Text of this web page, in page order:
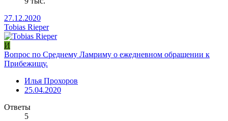
27.12.2020
Tobias Rieper
И
Вопрос по Среднему Ламриму о ежедневном обращении к
Прибежищу.
Илья Прохоров
25.04.2020
Ответы
5